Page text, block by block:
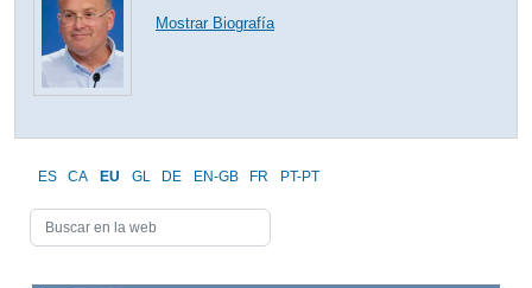
Mostrar Biografía
ES CA EU GL DE EN-GB FR PT-PT